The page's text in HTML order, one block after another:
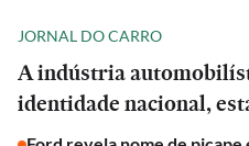
JORNAL DO CARRO
A indústria
identidade nacional,